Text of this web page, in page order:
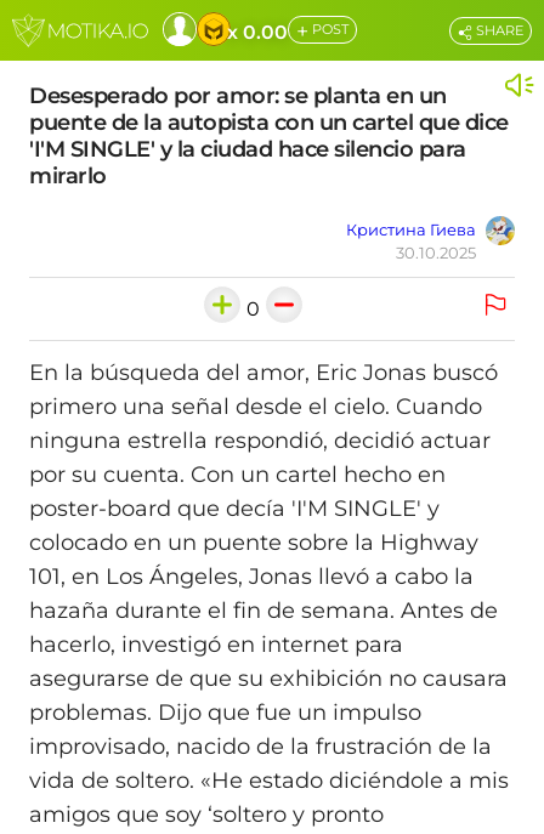
x 0.00 + POST
Desesperado por amor: se planta en un
puente de la autopista con un cartel que dice
'I'M SINGLE' y la ciudad hace silencio para
mirarlo
Кристина Гиева
30.10.2025
SHARE
0
En la búsqueda del amor, Eric Jonas buscó
primero una señal desde el cielo. Cuando
ninguna estrella respondió, decidió actuar
por su cuenta. Con un cartel hecho en
poster-board que decía 'I'M SINGLE' y
colocado en un puente sobre la Highway
101, en Los Ángeles, Jonas llevó a cabo la
hazaña durante el fin de semana. Antes de
hacerlo, investigó en internet para
asegurarse de que su exhibición no causara
problemas. Dijo que fue un impulso
improvisado, nacido de la frustración de la
vida de soltero. «He estado diciéndole a mis
amigos que soy ‘soltero y pronto